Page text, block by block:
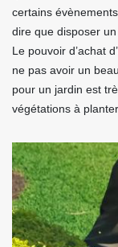
certains
dire que disposer
Le pouvoir d’achat
ne pas avoir un
pour un jardin est
végétations à